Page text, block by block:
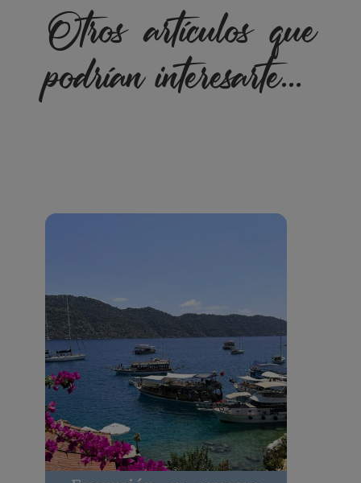
Otros artículos que
podrían interesarte...